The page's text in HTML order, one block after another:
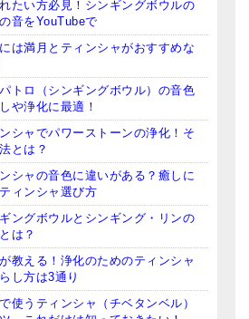
たい方必見！シンギングボウルの
音をYouTubeで
は満月とティンシャがおすすめな
トロ（シンギングボウル）の音色
や浄化に最適！
シャでパワーストーンの浄化！そ
とは？
シャの音色に違いがある？癒しに
ィンシャ選び方
ングボウルとシンギング・リンの
は？
教える！浄化のためのティンシャ
し方は3通り
使うティンシャ（チベタンベル）